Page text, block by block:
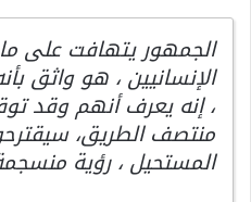
الجمهور يتهافت على
الإنسانيين ، هو واثق
، إنه يعرف أنهم وقد
منتصف الطريق،
المستحيل ، رؤية